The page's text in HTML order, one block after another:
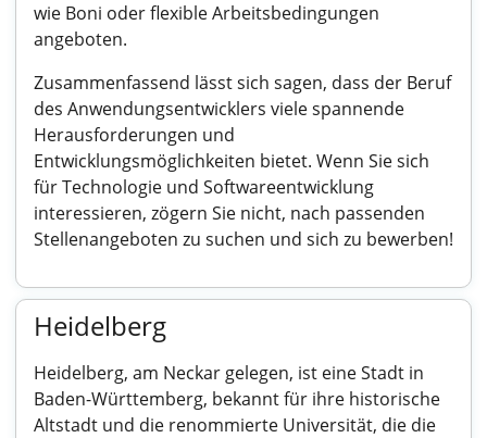
wie Boni oder flexible Arbeitsbedingungen
angeboten.
Zusammenfassend lässt sich sagen, dass der Beruf
des Anwendungsentwicklers viele spannende
Herausforderungen und
Entwicklungsmöglichkeiten bietet. Wenn Sie sich
für Technologie und Softwareentwicklung
interessieren, zögern Sie nicht, nach passenden
Stellenangeboten zu suchen und sich zu bewerben!
Heidelberg
Heidelberg, am Neckar gelegen, ist eine Stadt in
Baden-Württemberg, bekannt für ihre historische
Altstadt und die renommierte Universität, die die